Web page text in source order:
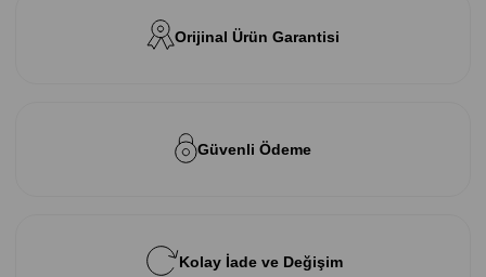
Orijinal Ürün Garantisi
Güvenli Ödeme
Kolay İade ve Değişim